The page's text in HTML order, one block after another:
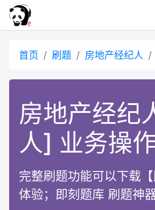
首页 刷题 房地产经纪人
房地产经纪
人] 业务操
完整刷题功能可以下载
体验；即刻题库 刷题神